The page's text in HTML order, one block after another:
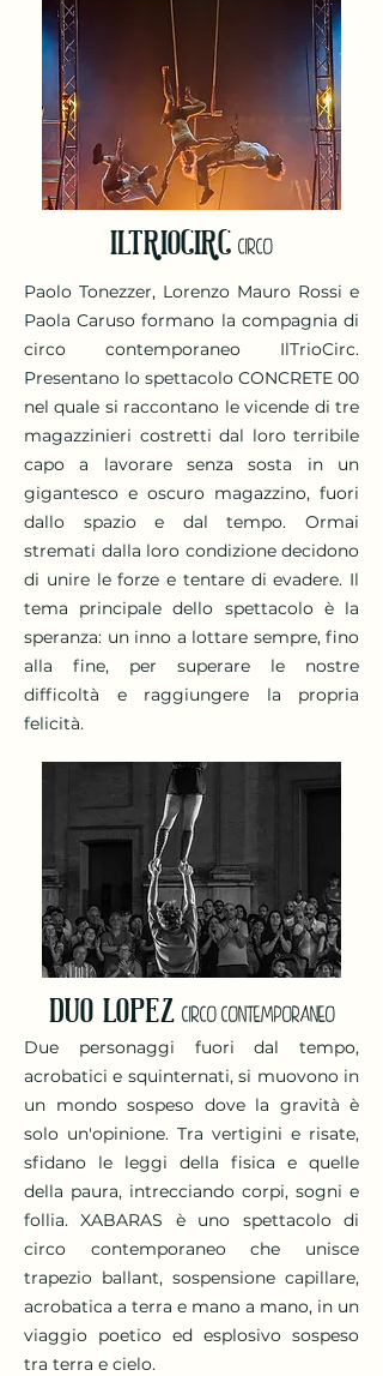
ILTRIOCIRC CIRCO
Paolo Tonezzer, Lorenzo Mauro Rossi e
Paola Caruso formano la compagnia di
circo contemporaneo IlTrioCirc.
Presentano lo spettacolo CONCRETE 00
nel quale si raccontano le vicende di tre
magazzinieri costretti dal loro terribile
capo a lavorare senza sosta in un
gigantesco e oscuro magazzino, fuori
dallo spazio e dal tempo. Ormai
stremati dalla loro condizione decidono
di unire le forze e tentare di evadere. Il
tema principale dello spettacolo è la
speranza: un inno a lottare sempre, fino
alla fine, per superare le nostre
difficoltà e raggiungere la propria
felicità.
DUO LOPEZ CIRCO CONTEMPORANEO
Due personaggi fuori dal tempo,
acrobatici e squinternati, si muovono in
un mondo sospeso dove la gravità è
solo un'opinione. Tra vertigini e risate,
sfidano le leggi della fisica e quelle
della paura, intrecciando corpi, sogni e
follia. XABARAS è uno spettacolo di
circo contemporaneo che unisce
trapezio ballant, sospensione capillare,
acrobatica a terra e mano a mano, in un
viaggio poetico ed esplosivo sospeso
tra terra e cielo.